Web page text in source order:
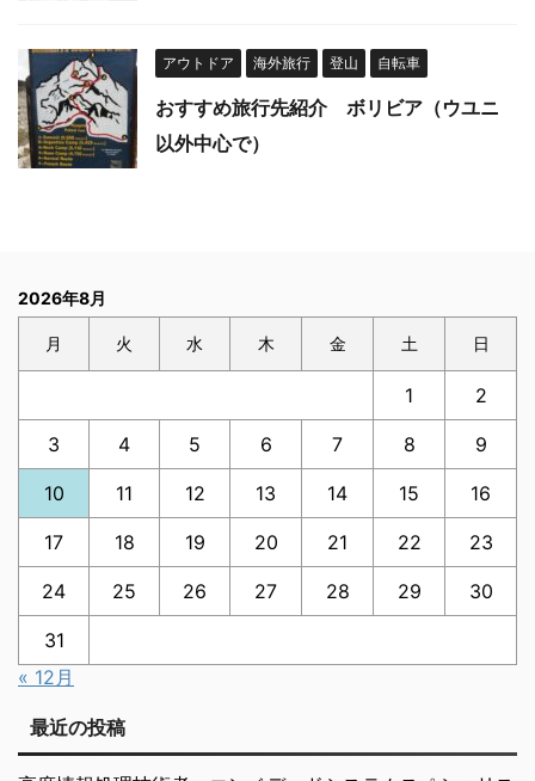
アウトドア 海外旅行 登山 自転車
おすすめ旅行先紹介 ボリビア（ウユニ
以外中心で）
2026年8月
月 火 水 木 金 土 日
1 2
3 4 5 6 7 8 9
10 11 12 13 14 15 16
17 18 19 20 21 22 23
24 25 26 27 28 29 30
31
« 12月
最近の投稿